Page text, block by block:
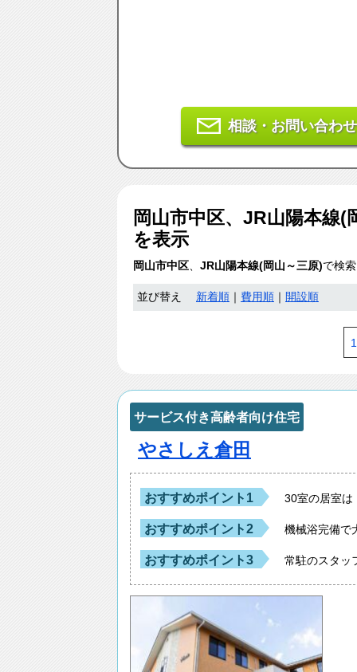
相談・お問い合わせ
岡山市中区、JR山陽本線(
を表示
岡山市中区、 JR山陽本線(岡山～三原)で検
並び替え 新着順 費用順 開設順
1
サービス付き高齢者向け住宅
やさしえ倉田
おすすめポイント1 30室の居室は
おすすめポイント2 機械浴完備で
おすすめポイント3 常駐のスタッ